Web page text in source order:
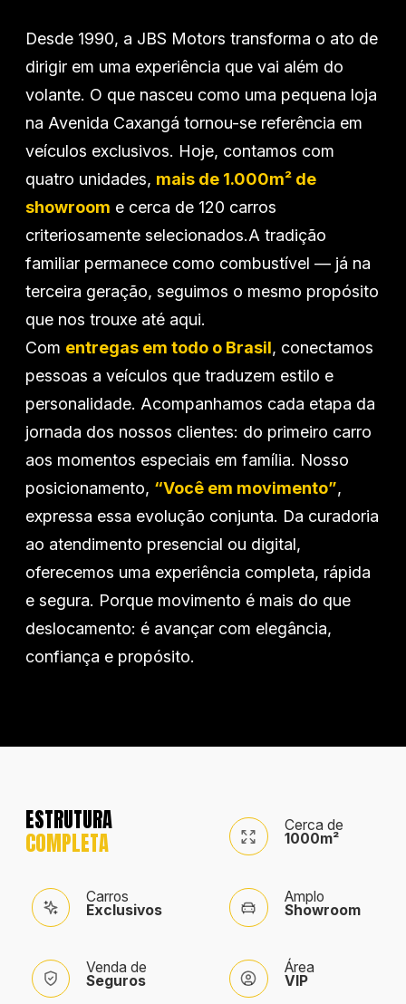
GWM
Honda
Hyundai
Jeep
Jetour
Land Rover
Mercedes
Mini
Mitsubishi
Nissan
Desde 1990, a JBS Motors transforma o ato de
dirigir em uma experiência que vai além do
volante. O que nasceu como uma pequena loja
na Avenida Caxangá tornou-se referência em
veículos exclusivos. Hoje, contamos com
quatro unidades, mais de 1.000m² de
showroom e cerca de 120 carros
criteriosamente selecionados.A tradição
familiar permanece como combustível — já na
terceira geração, seguimos o mesmo propósito
que nos trouxe até aqui.
Com entregas em todo o Brasil, conectamos
pessoas a veículos que traduzem estilo e
personalidade. Acompanhamos cada etapa da
jornada dos nossos clientes: do primeiro carro
aos momentos especiais em família. Nosso
posicionamento, “Você em movimento”,
expressa essa evolução conjunta. Da curadoria
ao atendimento presencial ou digital,
oferecemos uma experiência completa, rápida
e segura. Porque movimento é mais do que
deslocamento: é avançar com elegância,
confiança e propósito.
ESTRUTURA
COMPLETA
Cerca de
1000m²
Carros
Exclusivos
Amplo
Showroom
Venda de
Seguros
Área
VIP